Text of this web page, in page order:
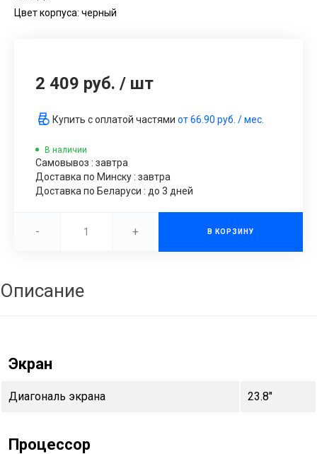
Цвет корпуса: черный
2 409 руб. / шт
Купить с оплатой частями от66.90 руб. / мес.
В наличии
Самовывоз : завтра
Доставка по Минску : завтра
Доставка по Беларуси : до 3 дней
- + В КОРЗИНУ
Описание
Экран
Диагональ экрана 23.8"
Процессор